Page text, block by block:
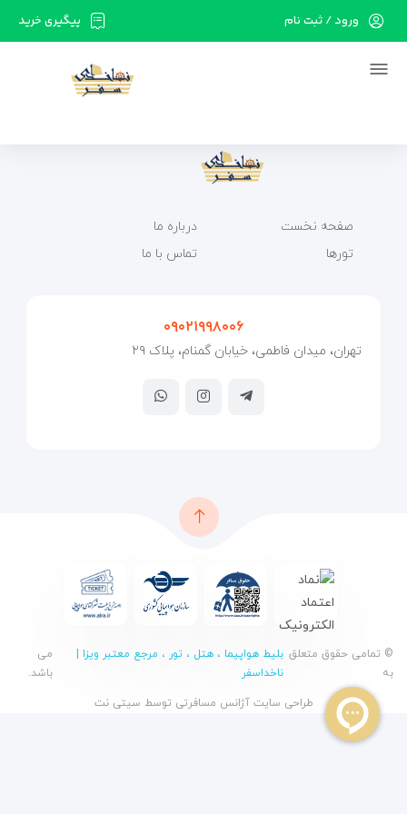
در حال حاضر ارتباط با سرور قطع می باشد لطفا
پیگیری خرید ورود / ثبت نام
صفحه نخست
تورها
درباره ما
تماس با ما
۰۹۰۲۱۹۹۸۰۰۶
تهران، میدان فاطمی، خیابان گمنام، پلاک ۲۹
© تمامی حقوق متعلق
به
بلیط هواپیما ، هتل ، تور ، مرجع معتبر ویزا |
ناخداسفر
می
باشد.
طراحی سایت آژانس مسافرتی توسط سیتی نت